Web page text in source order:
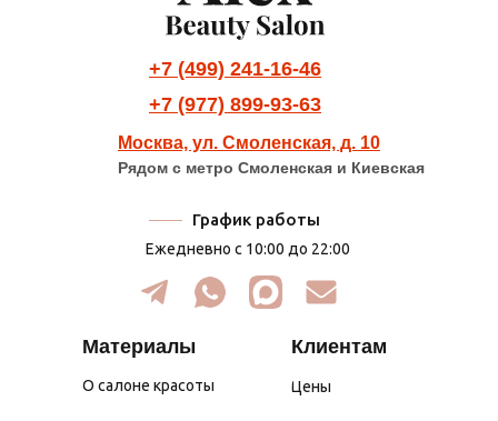
Рядом с метро Смоленская и Киевская
Москва, ул. Смоленская, д. 10
+7 (977) 899-93-63
+7 (499) 241-16-46
Материалы
О салоне красоты Цены
Клиентам
График работы
Ежедневно с 10:00 до 22:00